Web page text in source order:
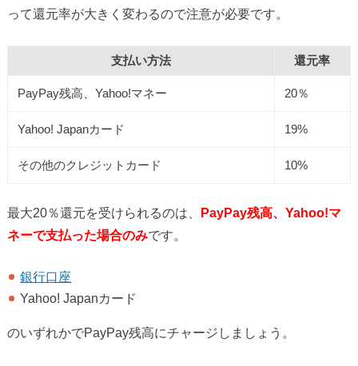
って還元率が大きく変わるので注意が必要です。
支払い方法 還元率
PayPay残高、Yahoo!マネー 20％
Yahoo! Japanカード 19%
その他のクレジットカード 10%
最大20％還元を受けられるのは、
PayPay残高、Yahoo!マ
ネーで支払った場合のみです。
銀行口座
Yahoo! Japanカード
のいずれかでPayPay残高にチャージしましょう。